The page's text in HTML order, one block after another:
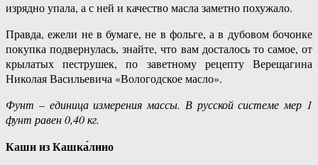
изрядно упала, а с ней и качество масла заметно похужало.
Правда, ежели не в бумаге, не в фольге, а в дубовом бочонке
покупка подвернулась, знайте, что вам досталось то самое, от
крылатых пеструшек, по заветному рецепту Верещагина
Николая Васильевича «Вологодское масло».
Фунт – единица измерения массы. В русской системе мер 1
фунт равен 0,40 кг.
Каши из Кашка́лино